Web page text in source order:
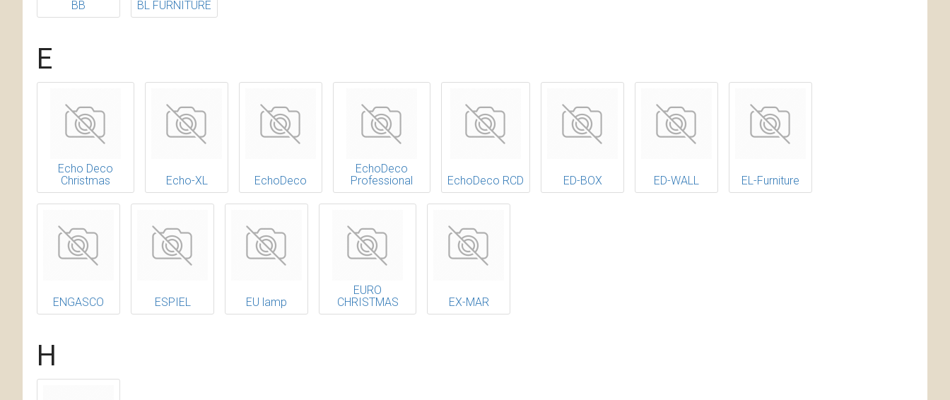
BB BL FURNITURE
E
Echo Deco
Christmas
Echo-XL EchoDeco
EchoDeco
Professional
EchoDeco RCD ED-BOX ED-WALL EL-Furniture
ENGASCO ESPIEL EU lamp
EURO
CHRISTMAS
EX-MAR
H